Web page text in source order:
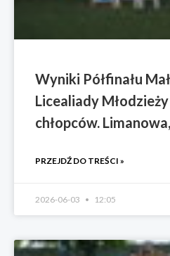
Wyniki Półfinału
Licealiady
chłopców.
PRZEJDŹ DO TREŚCI »
2026-06-03 12:05